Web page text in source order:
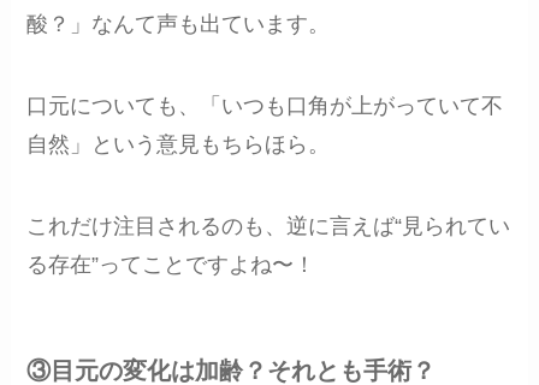
酸？」なんて声も出ています。
口元についても、「いつも口角が上がっていて不
自然」という意見もちらほら。
これだけ注目されるのも、逆に言えば“見られてい
る存在”ってことですよね〜！
③目元の変化は加齢？それとも手術？